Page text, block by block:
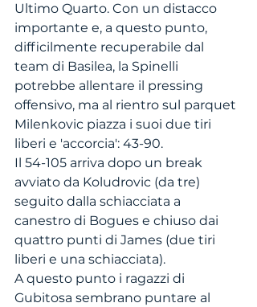
Ultimo Quarto. Con un distacco
importante e, a questo punto,
difficilmente recuperabile dal
team di Basilea, la Spinelli
potrebbe allentare il pressing
offensivo, ma al rientro sul parquet
Milenkovic piazza i suoi due tiri
liberi e 'accorcia': 43-90.
Il 54-105 arriva dopo un break
avviato da Koludrovic (da tre)
seguito dalla schiacciata a
canestro di Bogues e chiuso dai
quattro punti di James (due tiri
liberi e una schiacciata).
A questo punto i ragazzi di
Gubitosa sembrano puntare al